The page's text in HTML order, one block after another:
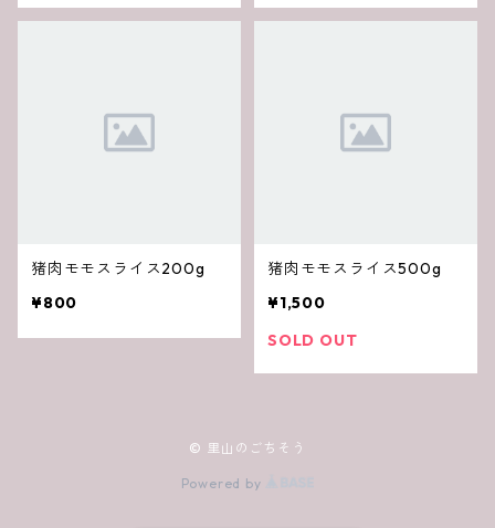
猪肉モモスライス200g
¥800
猪肉モモスライス500g
¥1,500
SOLD OUT
© 里山のごちそう
Powered by